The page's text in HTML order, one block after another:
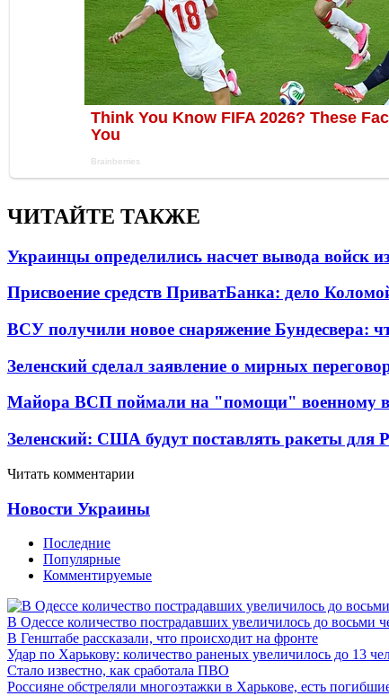
ЧИТАЙТЕ ТАКЖЕ
Украинцы определились насчет вывода войск
Присвоение средств ПриватБанка: дело
ВСУ получили новое снаряжение Бундесвера:
Зеленский сделал заявление о мирных
Майора ВСП поймали на "помощи" военному
Зеленский: США будут поставлять ракеты для
Читать комментарии
Новости Украины
Последние
Популярные
Комментируемые
В Одессе количество пострадавших увеличилось до восьми
В Генштабе рассказали, что происходит на фронте
Удар по Харькову: количество раненых увеличилось до 13
Стало известно, как сработала ПВО
Россияне обстреляли многоэтажки в Харькове, есть